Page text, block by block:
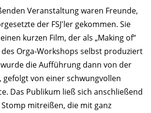
Veranstaltung waren Freunde,
der FSJ'ler gekommen. Sie
kurzen Film, der als „Making of“
des Orga-Workshops selbst produziert
die Aufführung dann von der
gefolgt von einer schwungvollen
Das Publikum ließ sich anschließend
mitreißen, die mit ganz